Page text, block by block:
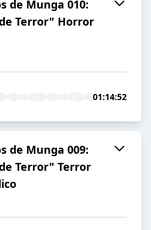
de Munga 010:
Terror" Horror
01:14:52
de Munga 009:
Terror" Terror